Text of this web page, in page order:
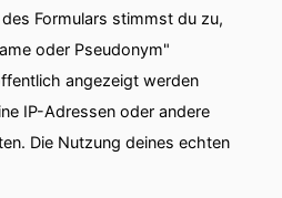
Formulars stimmst du zu,
oder Pseudonym"
angezeigt werden
IP-Adressen oder andere
Die Nutzung deines echten